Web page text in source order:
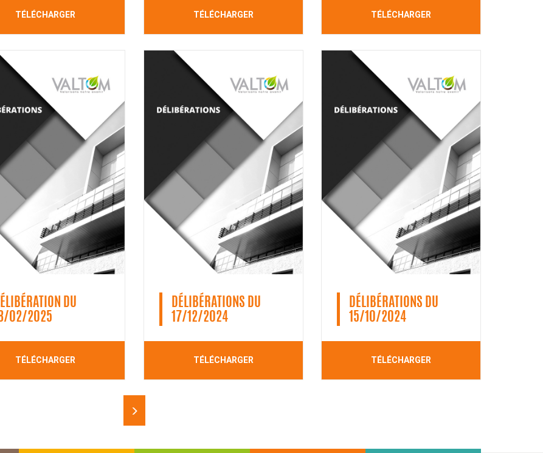
TÉLÉCHARGER TÉLÉCHARGER TÉLÉCHARGER
DU
02/2025
TÉLÉCHARGER
DÉLIBÉRATIONS DU
17/12/2024
TÉLÉCHARGER
DÉLIBÉRATIONS DU
15/10/2024
TÉLÉCHARGER